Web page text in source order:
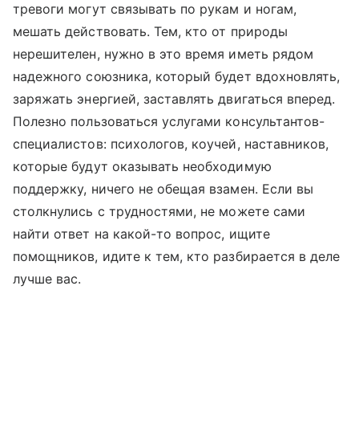
тревоги могут связывать по рукам и ногам,
мешать действовать. Тем, кто от природы
нерешителен, нужно в это время иметь рядом
надежного союзника, который будет вдохновлять,
заряжать энергией, заставлять двигаться вперед.
Полезно пользоваться услугами консультантов-
специалистов: психологов, коучей, наставников,
которые будут оказывать необходимую
поддержку, ничего не обещая взамен. Если вы
столкнулись с трудностями, не можете сами
найти ответ на какой-то вопрос, ищите
помощников, идите к тем, кто разбирается в деле
лучше вас.